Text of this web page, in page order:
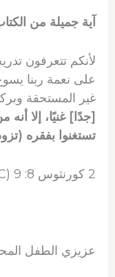
آية جميلة من
لأنكم تتعرفون
على نعمة ربنا
غير المستحقة
[جدًا] غنيًا، إلا
تستغنوا بفقره
2 كورنثوس 8: 9 (AMPC)
عزيزي الطفل